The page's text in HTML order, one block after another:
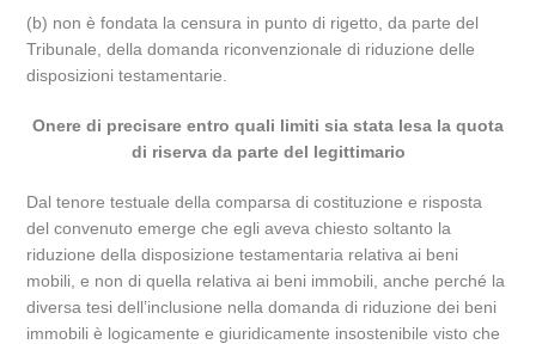
(b) non è fondata la censura in punto di rigetto, da parte del
Tribunale, della domanda riconvenzionale di riduzione delle
disposizioni testamentarie.
Onere di precisare entro quali limiti sia stata lesa la quota
di riserva da parte del legittimario
Dal tenore testuale della comparsa di costituzione e risposta
del convenuto emerge che egli aveva chiesto soltanto la
riduzione della disposizione testamentaria relativa ai beni
mobili, e non di quella relativa ai beni immobili, anche perché la
diversa tesi dell’inclusione nella domanda di riduzione dei beni
immobili è logicamente e giuridicamente insostenibile visto che